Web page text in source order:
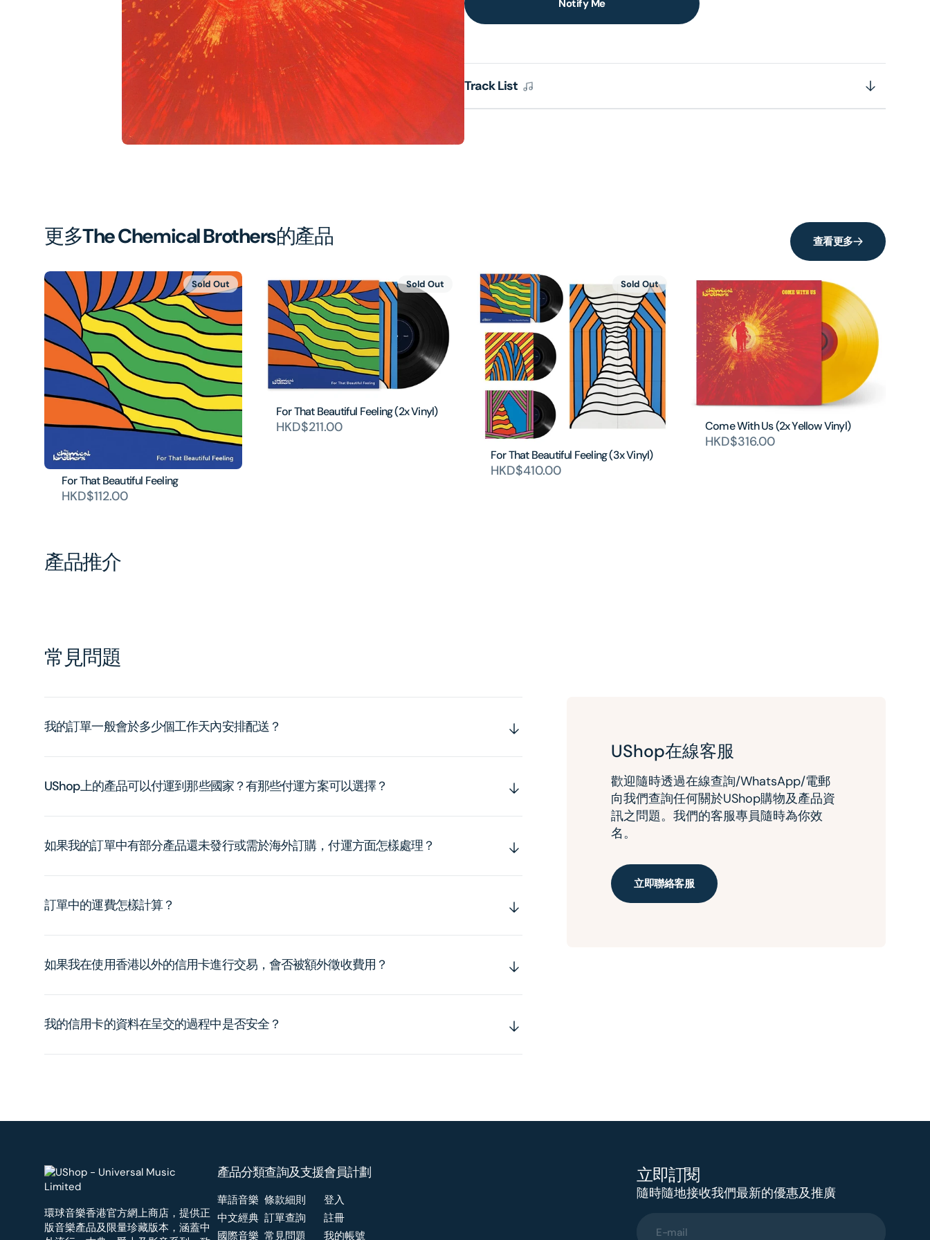
Notify Me
Track List
1
in
gallery
view
更多The Chemical Brothers的產品 查看更多
For That Beautiful Feeling
HKD$112.00
Sold Out
For That Beautiful Feeling (2x Vinyl)
HKD$211.00
Sold Out
For That Beautiful Feeling (3x Vinyl)
HKD$410.00
Sold Out
Come With Us (2x Yellow Vinyl)
HKD$316.00
產品推介
常見問題
我的訂單一般會於多少個工作天內安排配送？
UShop上的產品可以付運到那些國家？有那些付運方案可以選擇？
如果我的訂單中有部分產品還未發行或需於海外訂購，付運方面怎樣處理？
訂單中的運費怎樣計算？
如果我在使用香港以外的信用卡進行交易，會否被額外徵收費用？
我的信用卡的資料在呈交的過程中是否安全？
UShop在線客服
歡迎隨時透過在線查詢/WhatsApp/電郵
向我們查詢任何關於UShop購物及產品資
訊之問題。我們的客服專員隨時為你效
名。
立即聯絡客服
環球音樂香港官方網上商店，提供正
版音樂產品及限量珍藏版本，涵蓋中
產品分類
華語音樂
中文經典
國際音樂
查詢及支援
條款細則
訂單查詢
常見問題
會員計劃
登入
註冊
我的帳號
立即訂閱
隨時隨地接收我們最新的優惠及推廣
E-mail